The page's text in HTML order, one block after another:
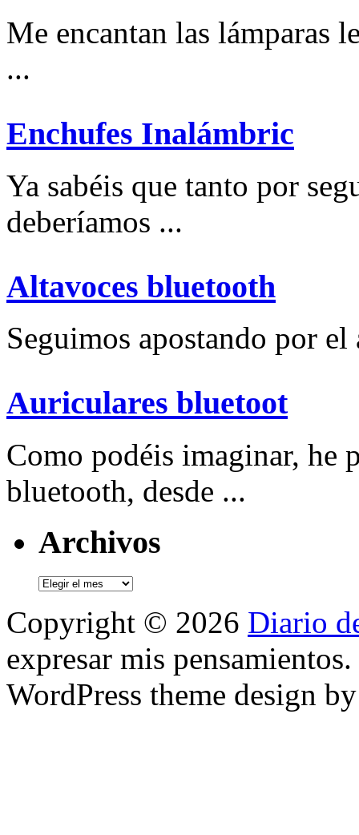
Me encantan las lámparas
...
Enchufes Inalámbric
Ya sabéis que tanto por
deberíamos ...
Altavoces bluetooth
Seguimos apostando por
Auriculares bluetoot
Como podéis imaginar, he
bluetooth, desde ...
Archivos
Archivos
Copyright © 2026 Diario
expresar mis pensamientos.
WordPress theme design